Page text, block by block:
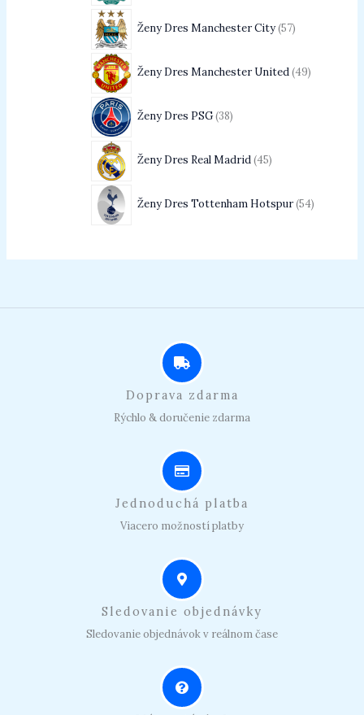
Ženy Dres Manchester City 57
Ženy Dres Manchester United 49
Ženy Dres PSG 38
Ženy Dres Real Madrid 45
Ženy Dres Tottenham Hotspur 54
Doprava zdarma
Rýchlo & doručenie zdarma
Jednoduchá platba
Viacero možností platby
Sledovanie objednávky
Sledovanie objednávok v reálnom čase